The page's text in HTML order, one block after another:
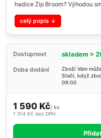
hadice Zip Broom? Výhodou
celý popis
Dostupnost skladem >
Doba dodání
Zboží Vám
Stačí, když
09:00
1 590 Kč/ ks
1 314 Kč bez DPH